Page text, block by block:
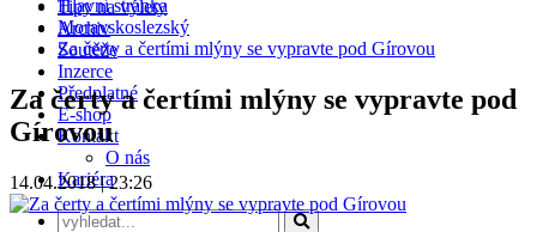
Tipy na výlety
Archiv
Soutěže
Inzerce
Předplatné
E-shop
Kontakt
O nás
Kariéra
Hlavní stránka
Moravskoslezský
Za čerty a čertími mlýny se vypravte pod Gírovou
Za čerty a čertími mlýny se vypravte pod
Gírovou
14.04.2018 | 23:26